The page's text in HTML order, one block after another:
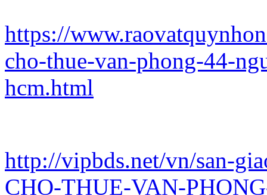
https://
cho-thue-van-phong-44-
hcm.html
http://vipbds.net/vn/san-
CHO-THUE-VAN-